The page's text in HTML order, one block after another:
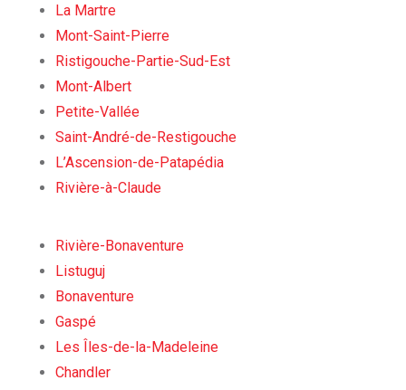
La Martre
Mont-Saint-Pierre
Ristigouche-Partie-Sud-Est
Mont-Albert
Petite-Vallée
Saint-André-de-Restigouche
L’Ascension-de-Patapédia
Rivière-à-Claude
Rivière-Bonaventure
Listuguj
Bonaventure
Gaspé
Les Îles-de-la-Madeleine
Chandler